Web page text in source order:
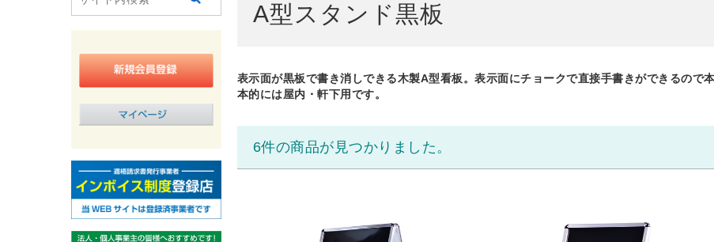
A型スタンド黒板
表示面が黒板で書き消しできる木製A型看板。表示面にチョークで直接手書きができるので
本的には屋内・軒下用です。
6件の商品が見つかりました。